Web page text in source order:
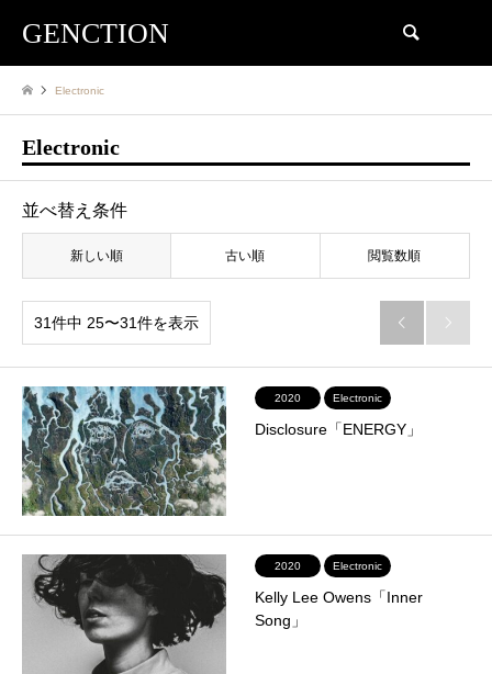
GENCTION
Electronic
Electronic
並べ替え条件
新しい順 古い順 閲覧数順
31件中 25〜31件を表示  
2020 Electronic
Disclosure「ENERGY」
2020 Electronic
Kelly Lee Owens「Inner
Song」